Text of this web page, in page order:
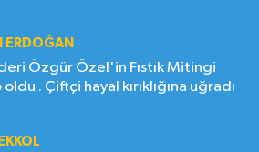
ERDOĞAN
Özgür Özel'in Fıstık Mitingi
. Çiftçi hayal kırıklığına uğradı